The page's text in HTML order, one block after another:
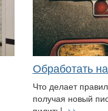
Обработать
Что делает
получая новый